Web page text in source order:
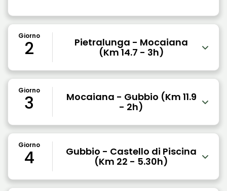
Giorno
2
Pietralunga - Mocaiana
(Km 14.7 - 3h)
Giorno
3
Mocaiana - Gubbio (Km 11.9
- 2h)
Giorno
4
Gubbio - Castello di Piscina
(Km 22 - 5.30h)